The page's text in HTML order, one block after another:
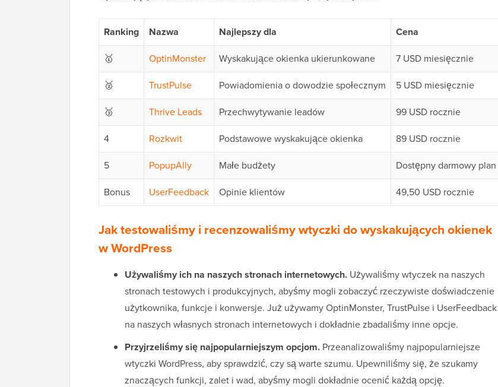
Ranking Nazwa Najlepszy dla
Cena
🥇
OptinMonster Wyskakujące okienka ukierunkowane
7 USD miesięcznie
🥈
TrustPulse Powiadomienia o dowodzie społecznym
5 USD miesięcznie
🥉
Thrive Leads Przechwytywanie leadów
99 USD rocznie
4
Rozkwit Podstawowe wyskakujące okienka
89 USD rocznie
5
PopupAlly Małe budżety
Dostępny darmowy plan
Bonus
UserFeedback Opinie klientów 49,50 USD rocznie
Jak testowaliśmy i recenzowaliśmy wtyczki do wyskakujących okienek
w WordPress
Używaliśmy ich na naszych stronach internetowych. Używaliśmy wtyczek na naszych
stronach testowych i produkcyjnych, abyśmy mogli zobaczyć rzeczywiste doświadczenie
użytkownika, funkcje i konwersje. Już używamy OptinMonster, TrustPulse i UserFeedback
na naszych własnych stronach internetowych i dokładnie zbadaliśmy inne opcje.
Przyjrzeliśmy się najpopularniejszym opcjom. Przeanalizowaliśmy najpopularniejsze
wtyczki WordPress, aby sprawdzić, czy są warte szumu. Upewniliśmy się, że szukamy
znaczących funkcji, zalet i wad, abyśmy mogli dokładnie ocenić każdą opcję.